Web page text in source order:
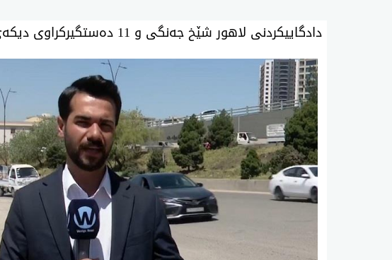
دادگاییکردنی لاهور شێخ جەنگی و 11 دەستگیرکراوی دیکەی لالەزار دواخرا